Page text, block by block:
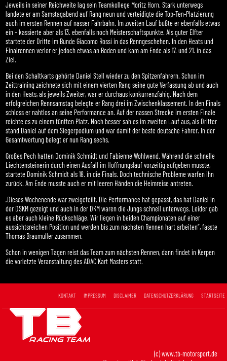
Jeweils in seiner Reichweite lag sein Teamkollege Moritz Horn. Stark unterwegs
landete er am Samstagabend auf Rang neun und verteidigte die Top-Ten-Platzierung
auch im ersten Rennen auf nasser Fahrbahn. Im zweiten Lauf büßte er ebenfalls etwas
ein – kassierte aber als 13. ebenfalls noch Meisterschaftspunkte. Als guter Elfter
startete der Dritte im Bunde Giacomo Rossi in das Renngeschehen. In den Heats und
Finalrennen verlor er jedoch etwas an Boden und kam am Ende als 17. und 21. in das
Ziel.
Bei den Schaltkarts gehörte Daniel Stell wieder zu den Spitzenfahrern. Schon im
Zeittraining zeichnete sich mit einem vierten Rang seine gute Verfassung ab und auch
in den Heats, als jeweils Zweiter, war er durchaus konkurrenzfähig. Nach dem
erfolgreichen Rennsamstag belegte er Rang drei im Zwischenklassement. In den Finals
schloss er nahtlos an seine Performance an. Auf der nassen Strecke im ersten Finale
reichte es zu einem fünften Platz. Noch besser sah es im zweiten Lauf aus, als Dritter
stand Daniel auf dem Siegerpodium und war damit der beste deutsche Fahrer. In der
Gesamtwertung belegt er nun Rang sechs.
Großes Pech hatten Dominik Schmidt und Fabienne Wohlwend. Während die schnelle
Liechtensteinerin durch einen Ausfall im Hoffnungslauf vorzeitig aufgeben musste,
startete Dominik Schmidt als 18. in die Finals. Doch technische Probleme warfen ihn
zurück. Am Ende musste auch er mit leeren Händen die Heimreise antreten.
„Dieses Wochenende war zweigeteilt. Die Performance hat gepasst, das hat Daniel in
der DSKM gezeigt und auch in der DKM waren die Jungs schnell unterwegs. Leider gab
es aber auch kleine Rückschläge. Wir liegen in beiden Championaten auf einer
aussichtsreichen Position und werden bis zum nächsten Rennen hart arbeiten“, fasste
Thomas Braumüller zusammen.
Schon in wenigen Tagen reist das Team zum nächsten Rennen, dann findet in Kerpen
die vorletzte Veranstaltung des ADAC Kart Masters statt.
STARTSEITE
DATENSCHUTZERKLÄRUNG
DISCLAIMER
IMPRESSUM
KONTAKT
(c) www.tb-motorsport.de